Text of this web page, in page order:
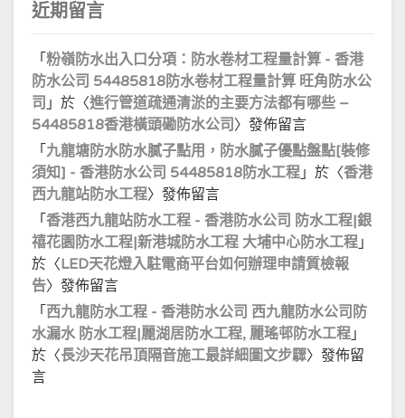
近期留言
「 粉嶺防水出入口分項：防水卷材工程量計算 - 香港
防水公司 54485818防水卷材工程量計算 旺角防水公
司 」於〈進行管道疏通清淤的主要方法都有哪些 –
54485818香港橫頭磡防水公司 〉發佈留言
「 九龍塘防水防水膩子點用，防水膩子優點盤點[裝修
須知] - 香港防水公司 54485818防水工程 」於〈香港
西九龍站防水工程〉發佈留言
「 香港西九龍站防水工程 - 香港防水公司 防水工程|銀
禧花園防水工程|新港城防水工程 大埔中心防水工程 」
於〈LED天花燈入駐電商平台如何辦理申請質檢報
告〉發佈留言
「 西九龍防水工程 - 香港防水公司 西九龍防水公司防
水漏水 防水工程|麗湖居防水工程, 麗瑤邨防水工程 」
於〈長沙天花吊頂隔音施工最詳細圖文步驟〉發佈留
言